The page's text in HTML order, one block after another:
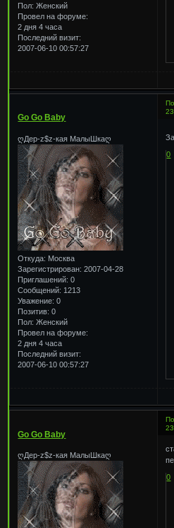
Пол: Женский
Провел на форуме:
2 дня 4 часа
Последний визит:
2007-06-10 00:57:27
Go Go Baby
ღДер-z$z-кая МалыШкаღ
Откуда: Москва
Зарегистрирован: 2007-04-28
Приглашений: 0
Сообщений: 1213
Уважение: 0
Позитив: 0
Пол: Женский
Провел на форуме:
2 дня 4 часа
Последний визит:
2007-06-10 00:57:27
0
Go Go Baby
ღДер-z$z-кая МалыШкаღ
0